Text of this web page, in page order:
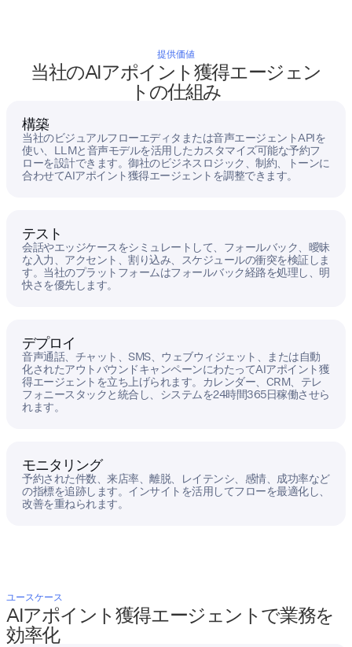
提供価値
当社のAIアポイント獲得エージェン
トの仕組み
構築
当社のビジュアルフローエディタまたは音声エージェントAPIを
使い、LLMと音声モデルを活用したカスタマイズ可能な予約フ
ローを設計できます。御社のビジネスロジック、制約、トーンに
合わせてAIアポイント獲得エージェントを調整できます。
テスト
会話やエッジケースをシミュレートして、フォールバック、曖昧
な入力、アクセント、割り込み、スケジュールの衝突を検証しま
す。当社のプラットフォームはフォールバック経路を処理し、明
快さを優先します。
デプロイ
音声通話、チャット、SMS、ウェブウィジェット、または自動
化されたアウトバウンドキャンペーンにわたってAIアポイント獲
得エージェントを立ち上げられます。カレンダー、CRM、テレ
フォニースタックと統合し、システムを24時間365日稼働させら
れます。
モニタリング
予約された件数、来店率、離脱、レイテンシ、感情、成功率など
の指標を追跡します。インサイトを活用してフローを最適化し、
改善を重ねられます。
ユースケース
AIアポイント獲得エージェントで業務を
効率化